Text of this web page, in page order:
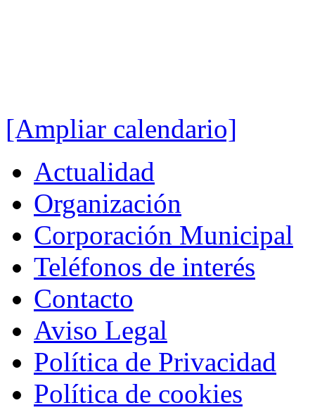
[Ampliar calendario]
Actualidad
Organización
Corporación Municipal
Teléfonos de interés
Contacto
Aviso Legal
Política de Privacidad
Política de cookies